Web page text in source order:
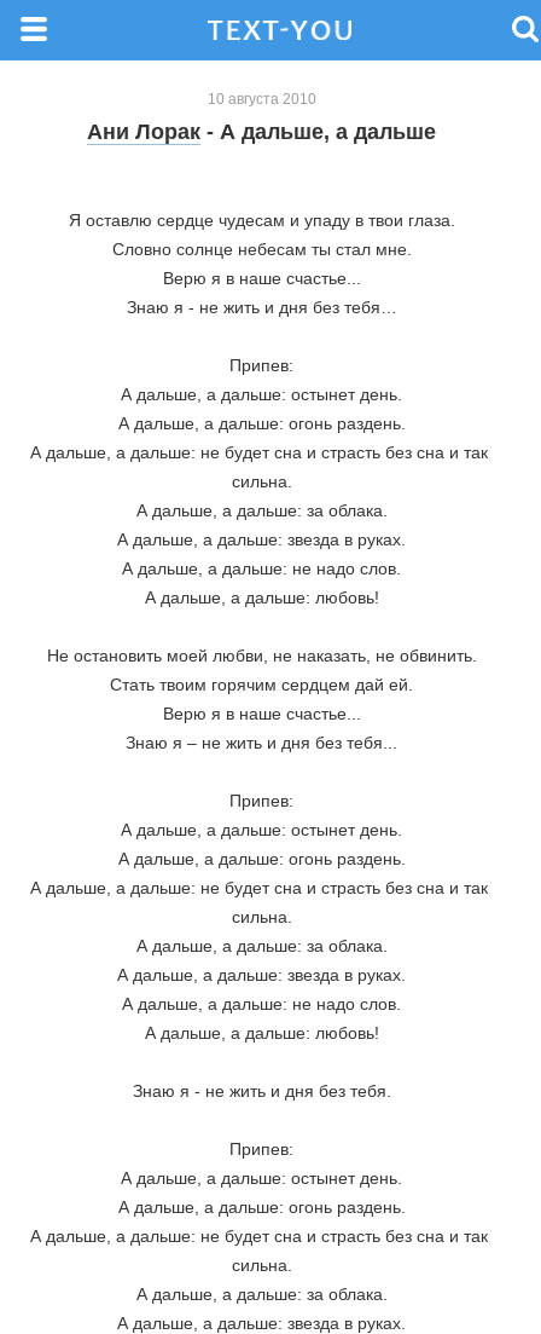
10 августа 2010
Ани Лорак - А дальше, а дальше
Я оставлю сердце чудесам и упаду в твои глаза.
Словно солнце небесам ты стал мне.
Верю я в наше счастье...
Знаю я - не жить и дня без тебя…
Припев:
А дальше, а дальше: остынет день.
А дальше, а дальше: огонь раздень.
А дальше, а дальше: не будет сна и страсть без сна и так
сильна.
А дальше, а дальше: за облака.
А дальше, а дальше: звезда в руках.
А дальше, а дальше: не надо слов.
А дальше, а дальше: любовь!
Не остановить моей любви, не наказать, не обвинить.
Стать твоим горячим сердцем дай ей.
Верю я в наше счастье...
Знаю я – не жить и дня без тебя...
Припев:
А дальше, а дальше: остынет день.
А дальше, а дальше: огонь раздень.
А дальше, а дальше: не будет сна и страсть без сна и так
сильна.
А дальше, а дальше: за облака.
А дальше, а дальше: звезда в руках.
А дальше, а дальше: не надо слов.
А дальше, а дальше: любовь!
Знаю я - не жить и дня без тебя.
Припев:
А дальше, а дальше: остынет день.
А дальше, а дальше: огонь раздень.
А дальше, а дальше: не будет сна и страсть без сна и так
сильна.
А дальше, а дальше: за облака.
А дальше, а дальше: звезда в руках.